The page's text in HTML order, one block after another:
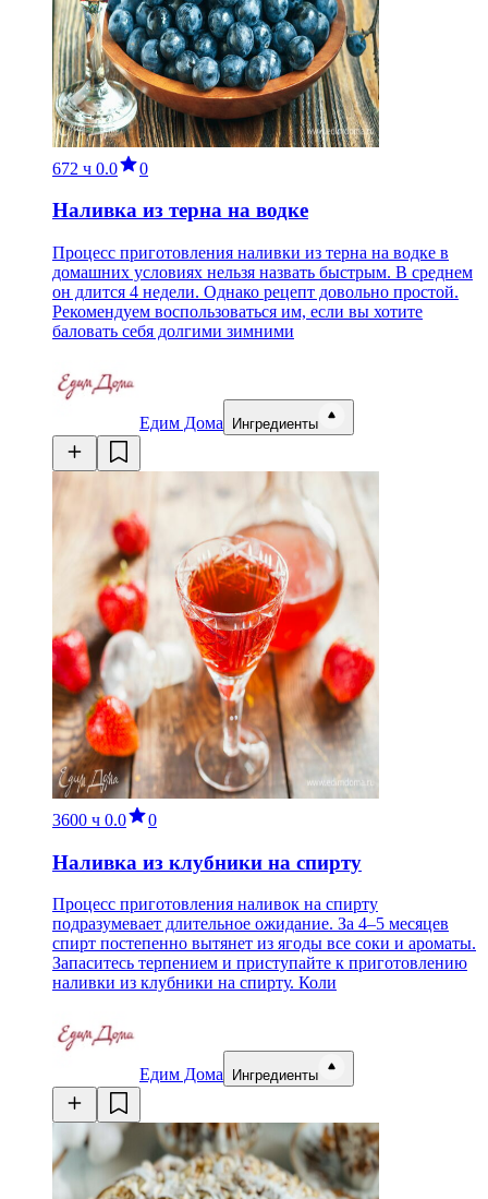
672 ч 0.0 0
Наливка из терна на водке
Процесс приготовления наливки из терна на водке в
домашних условиях нельзя назвать быстрым. В среднем
он длится 4 недели. Однако рецепт довольно простой.
Рекомендуем воспользоваться им, если вы хотите
баловать себя долгими зимними
Едим Дома Ингредиенты
3600 ч 0.0 0
Наливка из клубники на спирту
Процесс приготовления наливок на спирту
подразумевает длительное ожидание. За 4–5 месяцев
спирт постепенно вытянет из ягоды все соки и ароматы.
Запаситесь терпением и приступайте к приготовлению
наливки из клубники на спирту. Коли
Едим Дома Ингредиенты